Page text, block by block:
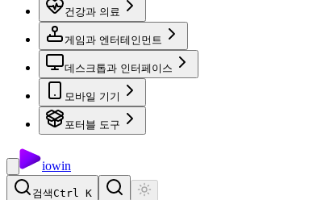
건강과 의료
게임과 엔터테인먼트
데스크톱과 인터페이스
모바일 기기
포터블 도구
iowin
검색Ctrl K